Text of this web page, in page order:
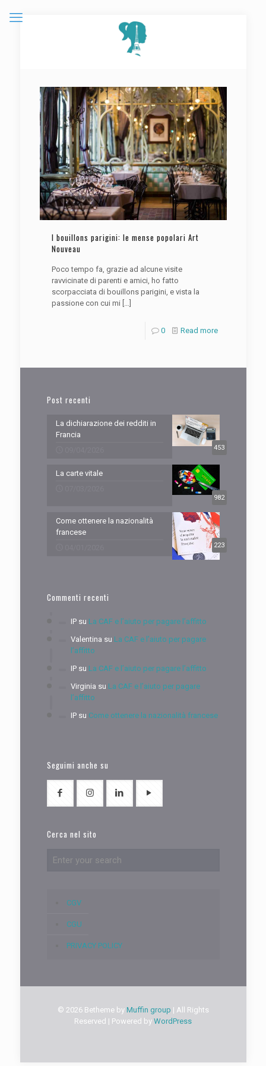
I bouillons parigini: le mense popolari Art
Nouveau
Poco tempo fa, grazie ad alcune visite
ravvicinate di parenti e amici, ho fatto
scorpacciata di bouillons parigini, e vista la
passione con cui mi […]
0 Read more
Post recenti
453
La dichiarazione dei redditi in
Francia
982
La carte vitale
223
Come ottenere la nazionalità
francese
Commenti recenti
IPsu La CAF e l’aiuto per pagare l’affitto
Valentina su La CAF e l’aiuto per pagare
l’affitto
IPsu La CAF e l’aiuto per pagare l’affitto
Virginia su La CAF e l’aiuto per pagare
l’affitto
IPsu Come ottenere la nazionalità francese
Seguimi anche su
Cerca nel sito
CGV
CGU
PRIVACY POLICY
© 2026 Betheme by Muffin group | All Rights
Reserved | Powered by WordPress